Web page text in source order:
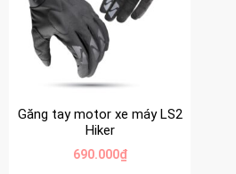
Găng tay motor xe máy LS2
Hiker
690.000₫